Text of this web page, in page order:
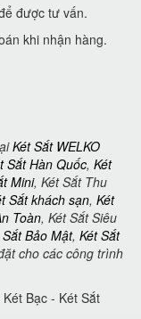
được tư vấn.
khi nhận hàng.
Két Sắt WELKO
Sắt Hàn Quốc, Két
Mini, Két Sắt Thu
Sắt khách sạn, Két
Toàn, Két Sắt Siêu
Sắt Bảo Mật, Két Sắt
cho các công trình
Bạc - Két Sắt